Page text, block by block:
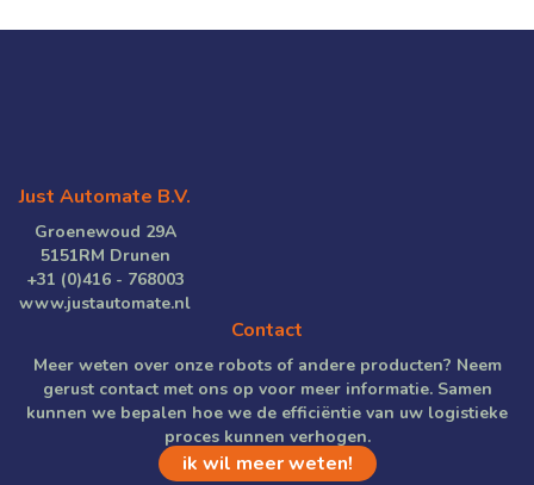
Just Automate B.V.
Groenewoud 29A
5151RM Drunen
+31 (0)416 - 768003
www.justautomate.nl
Contact
Meer weten over onze robots of andere producten? Neem
gerust contact met ons op voor meer informatie. Samen
kunnen we bepalen hoe we de efficiëntie van uw logistieke
proces kunnen verhogen.
ik wil meer weten!